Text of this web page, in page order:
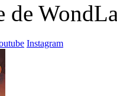
de
Instagram